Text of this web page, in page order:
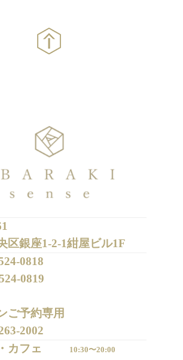
区銀座1-2-1紺屋ビル1F
0818
0819
ご予約専用
2002
カフェ
10:30〜20:00